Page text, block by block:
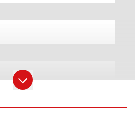
Telefonnummer im Format